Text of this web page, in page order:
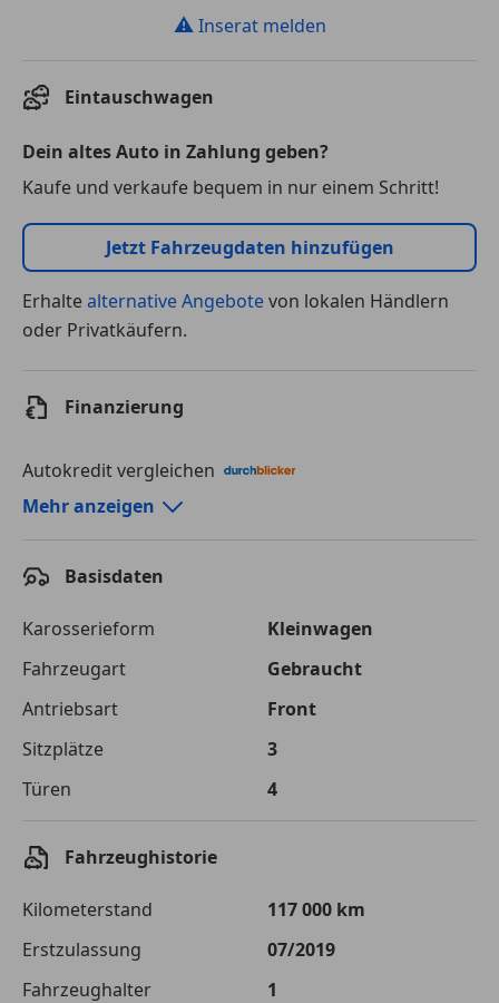
⚠ Inserat melden
Eintauschwagen
Dein altes Auto in Zahlung geben?
Kaufe und verkaufe bequem in nur einem Schritt!
Jetzt Fahrzeugdaten hinzufügen
Erhaltealternative Angebotevon lokalen Händlern
oder Privatkäufern.
Finanzierung
Autokredit vergleichen
Autokredit-Rechner von durchblicker.at
Laufzeit
120 Monate
Kreditbetrag
€ 16 000,-
Zu zahlender
Gesamtbetrag
€ 22 541,-
Effektivzinsatz
Sollzinssatz
7,25 %
Monatliche Rate € 187,84
Mehr anzeigen
Basisdaten
Karosserieform
Kleinwagen
Fahrzeugart
Gebraucht
Antriebsart
Front
Sitzplätze
3
Türen
4
Fahrzeughistorie
Kilometerstand
117 000 km
Erstzulassung
07/2019
Fahrzeughalter
1